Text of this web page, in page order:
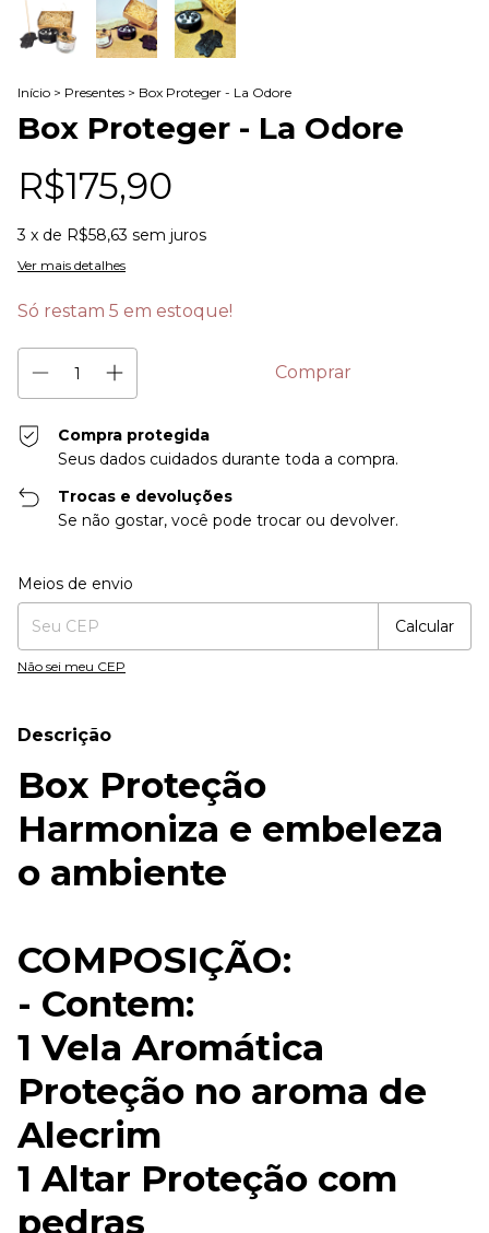
Início > Presentes > Box Proteger - La Odore
Box Proteger - La Odore
R$175,90
3 x de R$58,63 sem juros
Ver mais detalhes
Só restam 5 em estoque!
Compra protegida
Seus dados cuidados durante toda a compra.
Trocas e devoluções
Se não gostar, você pode trocar ou devolver.
Entregas para o CEP:
Meios de envio
Calcular
Não sei meu CEP
Descrição
Box Proteção
Harmoniza e embeleza
o ambiente
COMPOSIÇÃO:
- Contem:
1 Vela Aromática
Proteção no aroma de
Alecrim
1 Altar Proteção com
pedras